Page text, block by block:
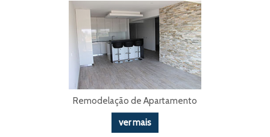
Remodelação de Apartamento
ver mais